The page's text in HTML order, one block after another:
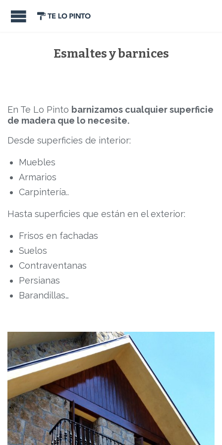
Esmaltes y barnices
En Te Lo Pinto barnizamos cualquier superficie
de madera que lo necesite.
Desde superficies de interior:
Muebles
Armarios
Carpintería..
Hasta superficies que están en el exterior:
Frisos en fachadas
Suelos
Contraventanas
Persianas
Barandillas…